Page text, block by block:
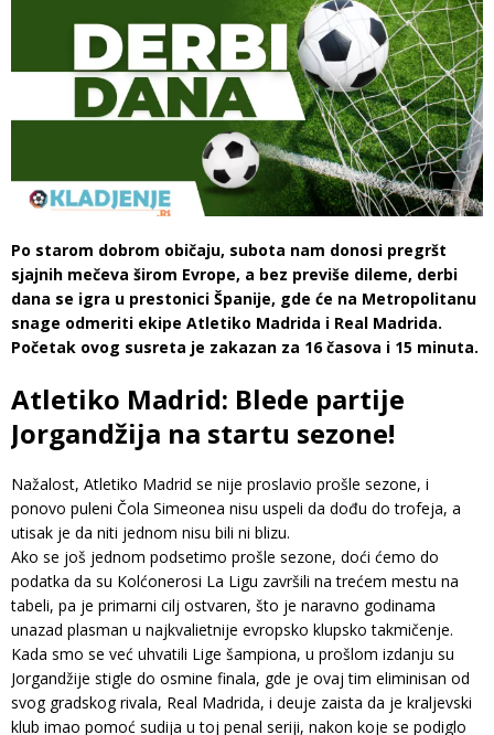
Po starom dobrom običaju, subota nam donosi pregršt
sjajnih mečeva širom Evrope, a bez previše dileme, derbi
dana se igra u prestonici Španije, gde će na Metropolitanu
snage odmeriti ekipe Atletiko Madrida i Real Madrida.
Početak ovog susreta je zakazan za 16 časova i 15 minuta.
Atletiko Madrid: Blede partije
Jorgandžija na startu sezone!
Nažalost, Atletiko Madrid se nije proslavio prošle sezone, i
ponovo puleni Čola Simeonea nisu uspeli da dođu do trofeja, a
utisak je da niti jednom nisu bili ni blizu.
Ako se još jednom podsetimo prošle sezone, doći ćemo do
podatka da su Kolćonerosi La Ligu završili na trećem mestu na
tabeli, pa je primarni cilj ostvaren, što je naravno godinama
unazad plasman u najkvalietnije evropsko klupsko takmičenje.
Kada smo se već uhvatili Lige šampiona, u prošlom izdanju su
Jorgandžije stigle do osmine finala, gde je ovaj tim eliminisan od
svog gradskog rivala, Real Madrida, i deuje zaista da je kraljevski
klub imao pomoć sudija u toj penal seriji, nakon koje se podiglo